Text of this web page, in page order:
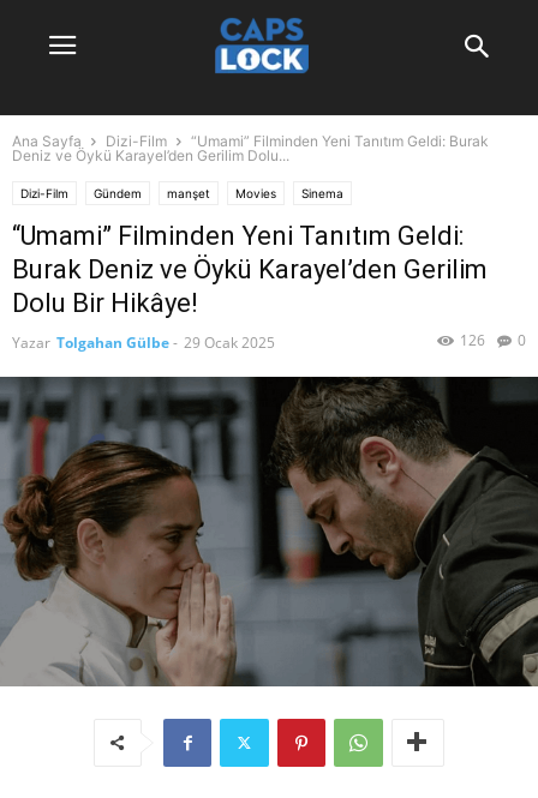
Ana Sayfa Dizi-Film
“Umami” Filminden Yeni Tanıtım Geldi: Burak
Deniz ve Öykü Karayel’den Gerilim Dolu...
Dizi-Film Gündem manşet Movies Sinema
“Umami” Filminden Yeni Tanıtım Geldi:
Burak Deniz ve Öykü Karayel’den Gerilim
Dolu Bir Hikâye!
Yazar Tolgahan Gülbe- 29 Ocak 2025 0
126